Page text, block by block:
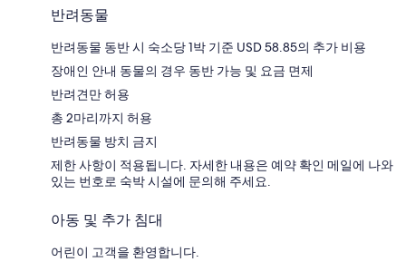
반려동물
반려동물 동반 시 숙소당 1박 기준 USD 58.85의 추가 비용
장애인 안내 동물의 경우 동반 가능 및 요금 면제
반려견만 허용
총 2마리까지 허용
반려동물 방치 금지
제한 사항이 적용됩니다. 자세한 내용은 예약 확인 메일에 나와
있는 번호로 숙박 시설에 문의해 주세요.
아동 및 추가 침대
어린이 고객을 환영합니다.